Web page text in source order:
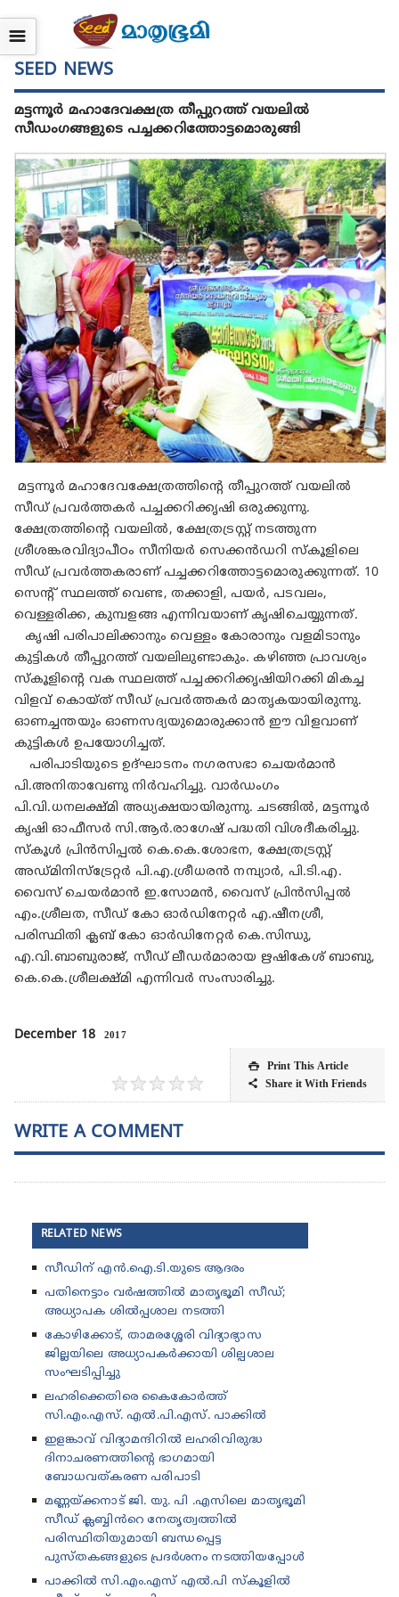
☰
SEED NEWS
മട്ടന്നൂർ മഹാദേവക്ഷത്ര തീപ്പുറത്ത് വയലിൽ
സീഡംഗങ്ങളുടെ പച്ചക്കറിത്തോട്ടമൊരുങ്ങി
മട്ടന്നൂർ മഹാദേവക്ഷേത്രത്തിന്റെ തീപ്പുറത്ത് വയലിൽ
സീഡ് പ്രവർത്തകർ പച്ചക്കറിക്കൃഷി ഒരുക്കുന്നു.
ക്ഷേത്രത്തിന്റെ വയലിൽ, ക്ഷേത്രട്രസ്റ്റ് നടത്തുന്ന
ശ്രീശങ്കരവിദ്യാപീഠം സീനിയർ സെക്കൻഡറി സ്കൂളിലെ
സീഡ് പ്രവർത്തകരാണ് പച്ചക്കറിത്തോട്ടമൊരുക്കുന്നത്. 10
സെന്റ് സ്ഥലത്ത് വെണ്ട, തക്കാളി, പയർ, പടവലം,
വെള്ളരിക്ക, കുമ്പളങ്ങ എന്നിവയാണ് കൃഷിചെയ്യുന്നത്.
കൃഷി പരിപാലിക്കാനും വെള്ളം കോരാനും വളമിടാനും
കുട്ടികൾ തീപ്പുറത്ത്‌ വയലിലുണ്ടാകും. കഴിഞ്ഞ പ്രാവശ്യം
സ്കൂളിന്റെ വക സ്ഥലത്ത് പച്ചക്കറിക്കൃഷിയിറക്കി മികച്ച
വിളവ് കൊയ്ത് സീഡ് പ്രവർത്തകർ മാതൃകയായിരുന്നു.
ഓണച്ചന്തയും ഓണസദ്യയുമൊരുക്കാൻ ഈ വിളവാണ്
കുട്ടികൾ ഉപയോഗിച്ചത്.
പരിപാടിയുടെ ഉദ്ഘാടനം നഗരസഭാ ചെയർമാൻ
പി.അനിതാവേണു നിർവഹിച്ചു. വാർഡംഗം
പി.വി.ധനലക്ഷ്മി അധ്യക്ഷയായിരുന്നു. ചടങ്ങിൽ, മട്ടന്നൂർ
കൃഷി ഓഫീസർ സി.ആർ.രാഗേഷ് പദ്ധതി വിശദീകരിച്ചു.
സ്കൂൾ പ്രിൻസിപ്പൽ കെ.കെ.ശോഭന, ക്ഷേത്രട്രസ്റ്റ്
അഡ്മിനിസ്‌ട്രേറ്റർ പി.എ.ശ്രീധരൻ നമ്പ്യാർ, പി.ടി.എ.
വൈസ് ചെയർമാൻ ഇ.സോമൻ, വൈസ് പ്രിൻസിപ്പൽ
എം.ശ്രീലത, സീഡ് കോ ഓർഡിനേറ്റർ എ.ഷീനശ്രീ,
പരിസ്ഥിതി ക്ലബ് കോ ഓർഡിനേറ്റർ കെ.സിന്ധു,
എ.വി.ബാബുരാജ്, സീഡ് ലീഡർമാരായ ഋഷികേശ് ബാബു,
കെ.കെ.ശ്രീലക്ഷ്മി എന്നിവർ സംസാരിച്ചു.
December 18 2017
 Print This Article
 Share it With Friends
★★★ ★★
WRITE A COMMENT
RELATED NEWS
സീഡിന് എൻ.ഐ.ടി.യുടെ ആദരം
പതിനെട്ടാം വർഷത്തിൽ മാതൃഭൂമി സീഡ്;
അധ്യാപക ശിൽപ്പശാല നടത്തി
കോഴിക്കോട്, താമരശ്ശേരി വിദ്യാഭ്യാസ
ജില്ലയിലെ അധ്യാപകർക്കായി ശില്പശാല
സംഘടിപ്പിച്ചു
ലഹരിക്കെതിരെ കൈകോർത്ത്
സി.എം.എസ്. എൽ.പി.എസ്. പാക്കിൽ
ഇളങ്കാവ് വിദ്യാമന്ദിറിൽ ലഹരിവിരുദ്ധ
ദിനാചരണത്തിന്റെ ഭാഗമായി
ബോധവത്കരണ പരിപാടി
മണ്ണയ്ക്കനാട് ജി. യു. പി .എസിലെ മാതൃഭൂമി
സീഡ് ക്ലബ്ബിൻറെ നേതൃത്വത്തിൽ
പരിസ്ഥിതിയുമായി ബന്ധപ്പെട്ട
പുസ്തകങ്ങളുടെ പ്രദർശനം നടത്തിയപ്പോൾ
പാക്കിൽ സി.എം.എസ് എൽ.പി സ്കൂളിൽ